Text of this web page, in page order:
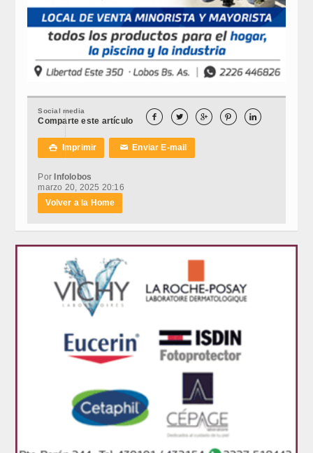
Social media
Comparte este artículo     
 Imprimir ✉Enviar E-mail
PorInfolobos
marzo 20, 2025 20:16
Volver a la Home